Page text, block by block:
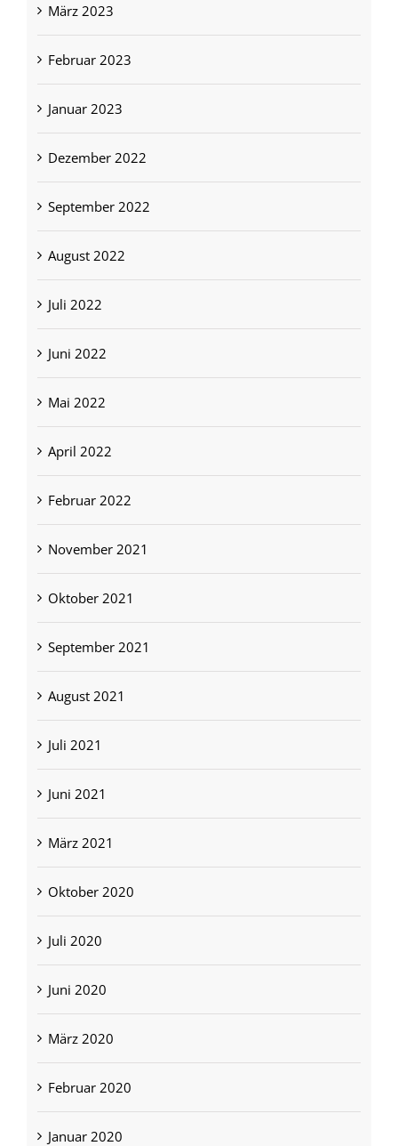
März 2023
Februar 2023
Januar 2023
Dezember 2022
September 2022
August 2022
Juli 2022
Juni 2022
Mai 2022
April 2022
Februar 2022
November 2021
Oktober 2021
September 2021
August 2021
Juli 2021
Juni 2021
März 2021
Oktober 2020
Juli 2020
Juni 2020
März 2020
Februar 2020
Januar 2020